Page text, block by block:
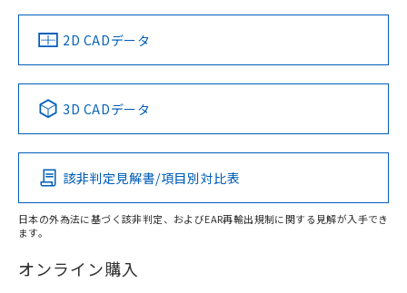
中国 RoHS 注意事項・凡例
Pb Hg Cd Cr(VI)
O
在庫等で未対応品が混在する可能性があります。
2D CADデータ
3D CADデータ
該非判定見解書/項目別対比表
日本の外為法に基づく該非判定、およびEAR再輸出規制に関する見解が入手でき
ます。
オンライン購入